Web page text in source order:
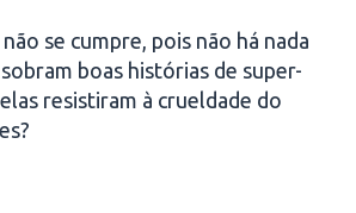
se cumpre, pois não há nada
boas histórias de super-
resistiram à crueldade do